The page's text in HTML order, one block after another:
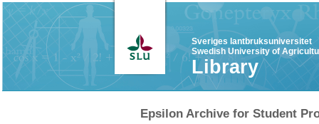
Sveriges lantbruksuniversitet
Swedish University of
Library
Epsilon Archive for Student